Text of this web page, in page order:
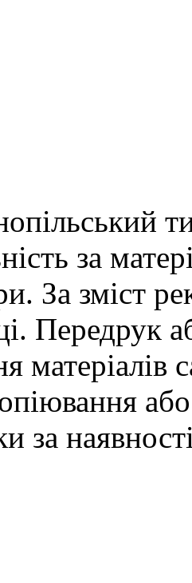
за
За зміст
Передрук
матеріалів
за